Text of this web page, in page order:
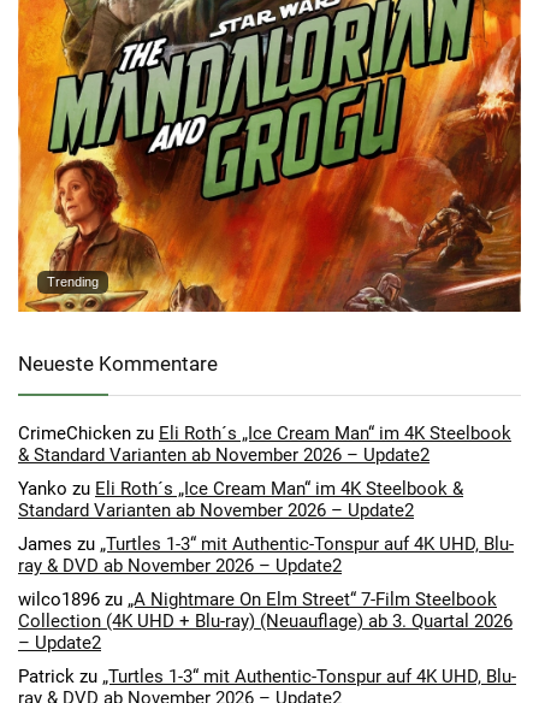
Trending
Neueste Kommentare
CrimeChicken zu Eli Roth´s „Ice Cream Man“ im 4K Steelbook
& Standard Varianten ab November 2026 – Update2
Yanko zu Eli Roth´s „Ice Cream Man“ im 4K Steelbook &
Standard Varianten ab November 2026 – Update2
James zu „Turtles 1-3“ mit Authentic-Tonspur auf 4K UHD, Blu-
ray & DVD ab November 2026 – Update2
wilco1896 zu „A Nightmare On Elm Street“ 7-Film Steelbook
Collection (4K UHD + Blu-ray) (Neuauflage) ab 3. Quartal 2026
– Update2
Patrick zu „Turtles 1-3“ mit Authentic-Tonspur auf 4K UHD, Blu-
ray & DVD ab November 2026 – Update2